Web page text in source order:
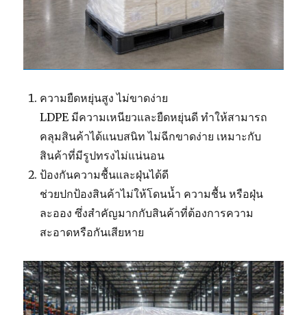
ความยืดหยุ่นสูง ไม่ขาดง่าย
LDPE มีความเหนียวและยืดหยุ่นดี ทำให้สามารถ
คลุมสินค้าได้แนบสนิท ไม่ฉีกขาดง่าย เหมาะกับ
สินค้าที่มีรูปทรงไม่แน่นอน
ป้องกันความชื้นและฝุ่นได้ดี
ช่วยปกป้องสินค้าไม่ให้โดนน้ำ ความชื้น หรือฝุ่น
ละออง ซึ่งสำคัญมากกับสินค้าที่ต้องการความ
สะอาดหรือกันเสียหาย